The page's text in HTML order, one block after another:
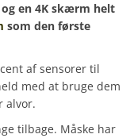
en 4K skærm helt
som den første
af sensorer til
med at bruge dem
alvor.
tilbage. Måske har